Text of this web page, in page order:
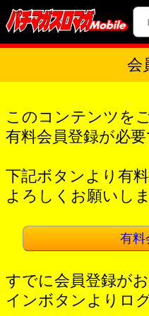
会
このコンテンツを
有料会員登録が必要
下記ボタンより有
よろしくお願いしま
有料
すでに会員登録が
インボタンよりロ